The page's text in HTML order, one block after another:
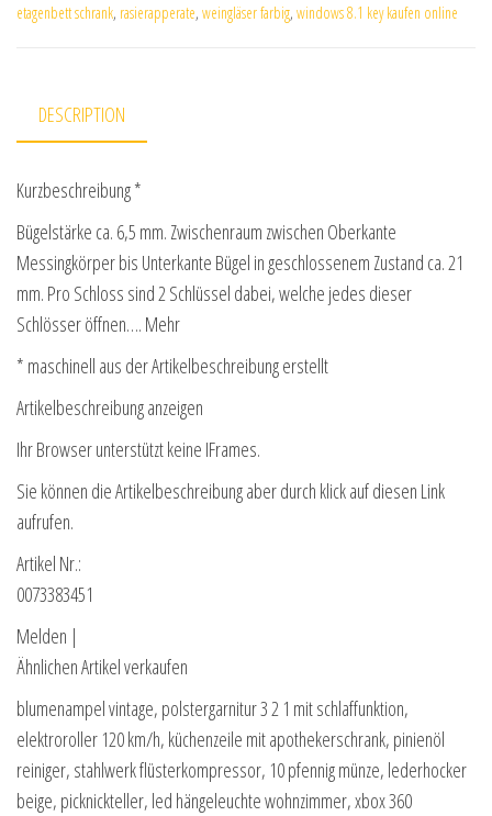
etagenbett schrank, rasierapperate, weingläser farbig, windows 8.1 key kaufen online
DESCRIPTION
Kurzbeschreibung *
Bügelstärke ca. 6,5 mm. Zwischenraum zwischen Oberkante
Messingkörper bis Unterkante Bügel in geschlossenem Zustand ca. 21
mm. Pro Schloss sind 2 Schlüssel dabei, welche jedes dieser
Schlösser öffnen…. Mehr
* maschinell aus der Artikelbeschreibung erstellt
Artikelbeschreibung anzeigen
Ihr Browser unterstützt keine IFrames.
Sie können die Artikelbeschreibung aber durch klick auf diesen Link
aufrufen.
Artikel Nr.:
0073383451
Melden |
Ähnlichen Artikel verkaufen
blumenampel vintage, polstergarnitur 3 2 1 mit schlaffunktion,
elektroroller 120 km/h, küchenzeile mit apothekerschrank, pinienöl
reiniger, stahlwerk flüsterkompressor, 10 pfennig münze, lederhocker
beige, picknickteller, led hängeleuchte wohnzimmer, xbox 360